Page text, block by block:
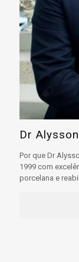
Dr
Por que Dr
1999 com
porcelana e